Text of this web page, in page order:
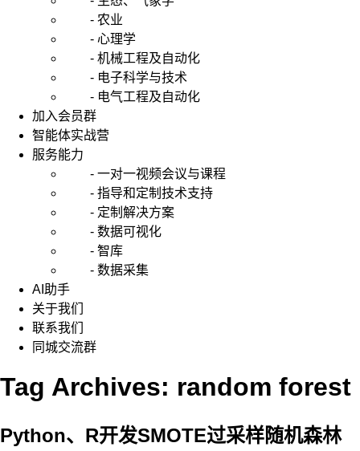
- 农业
- 心理学
- 机械工程及自动化
- 电子科学与技术
- 电气工程及自动化
加入会员群
智能体实战营
服务能力
- 一对一视频会议与课程
- 指导和定制技术支持
- 定制解决方案
- 数据可视化
- 智库
- 数据采集
AI助手
关于我们
联系我们
同城交流群
Tag Archives: random forest
Python、R开发SMOTE过采样随机森林